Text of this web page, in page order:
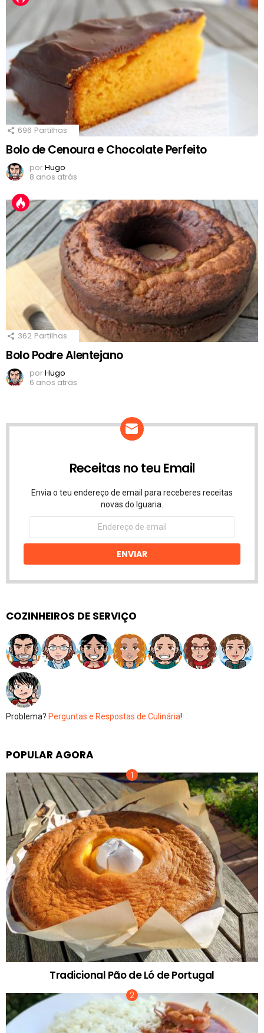
696 Partilhas
Bolo de Cenoura e Chocolate Perfeito
porHugo
8 anos atrás
362 Partilhas
Bolo Podre Alentejano
porHugo
6 anos atrás
Receitas no teu Email
Envia o teu endereço de email para receberes receitas
novas do Iguaria.
Endereço
email
ENVIAR
COZINHEIROS DE SERVIÇO
Problema? Perguntas e Respostas de Culinária!
POPULAR AGORA
Tradicional Pão de Ló de Portugal